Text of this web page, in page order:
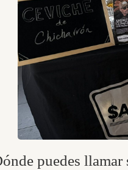
puedes llamar